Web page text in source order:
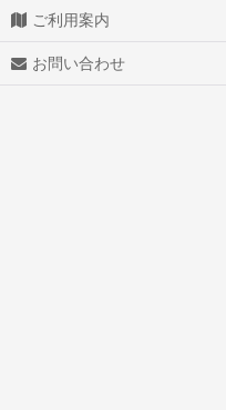
ご利用案内
お問い合わせ